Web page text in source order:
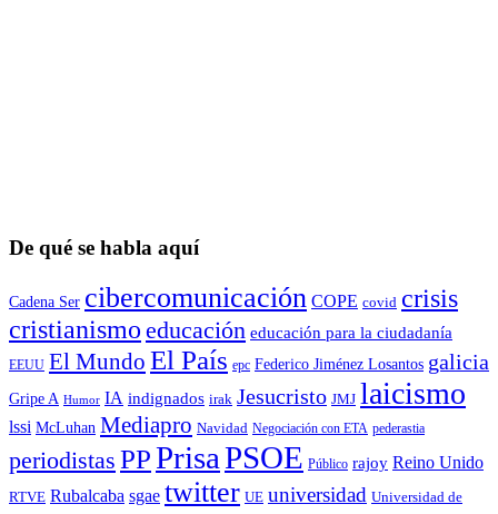
De qué se habla aquí
Cadena Ser cibercomunicación COPE covid crisis
cristianismo educación educación para la ciudadaní­a
EEUU El Mundo El País epc Federico Jiménez Losantos galicia
Gripe A Humor IA indignados irak Jesucristo JMJ laicismo
lssi McLuhan Mediapro Navidad Negociación con ETA pederastia
periodistas PPPrisaPSOE Público rajoy Reino Unido
RTVE Rubalcaba sgae twitter UE universidad Universidad de